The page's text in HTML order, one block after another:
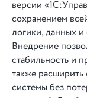
версии
сохранением
логики, данных и
Внедрение
стабильность и
также
системы без